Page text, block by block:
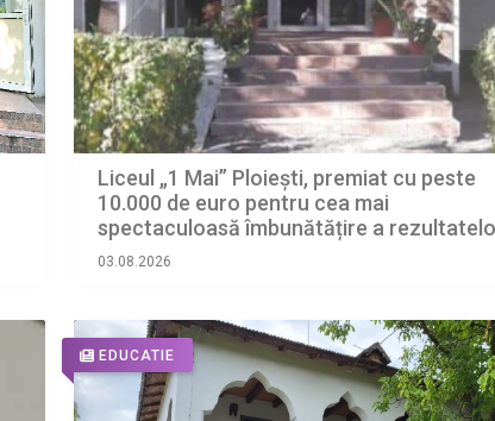
Liceul „1 Mai” Ploiești, premiat cu peste
10.000 de euro pentru cea mai
spectaculoasă îmbunătățire a
Bacalaureat
03.08.2026
EDUCATIE